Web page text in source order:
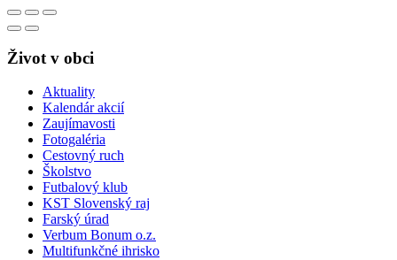
Život v obci
Aktuality
Kalendár akcií
Zaujímavosti
Fotogaléria
Cestovný ruch
Školstvo
Futbalový klub
KST Slovenský raj
Farský úrad
Verbum Bonum o.z.
Multifunkčné ihrisko